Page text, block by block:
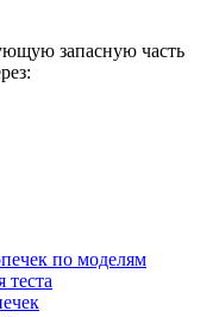
запасную часть
по моделям